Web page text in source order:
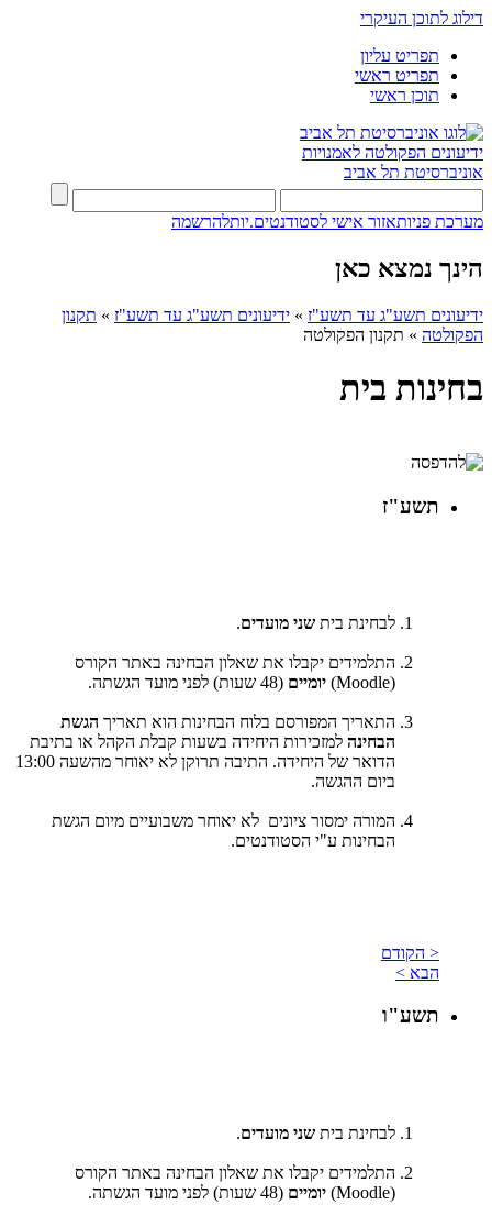
דילוג לתוכן העיקרי
תפריט עליון
תפריט ראשי
תוכן ראשי
ידיעונים הפקולטה לאמנויות
אוניברסיטת תל אביב
מערכת פניותאזור אישי לסטודנטים.יותלהרשמה
הינך נמצא כאן
ידיעונים תשע"ג עד תשע"ז » ידיעונים תשע"ג עד תשע"ז » תקנון
הפקולטה » תקנון הפקולטה
בחינות בית
תשע"ז
לבחינת בית שני מועדים.
התלמידים יקבלו את שאלון הבחינה באתר הקורס
(
Moodle
) יומיים (48 שעות) לפני מועד הגשתה.
התאריך המפורסם בלוח הבחינות הוא תאריך הגשת
הבחינה למזכירות היחידה בשעות קבלת הקהל או בתיבת
הדואר של היחידה. התיבה תרוקן לא יאוחר מהשעה 13:00
ביום ההגשה.
המורה ימסור ציונים לא יאוחר משבועיים מיום הגשת
הבחינות ע"י הסטודנטים.
< הקודם
הבא >
תשע"ו
לבחינת בית שני מועדים.
התלמידים יקבלו את שאלון הבחינה באתר הקורס
(
Moodle
) יומיים (48 שעות) לפני מועד הגשתה.